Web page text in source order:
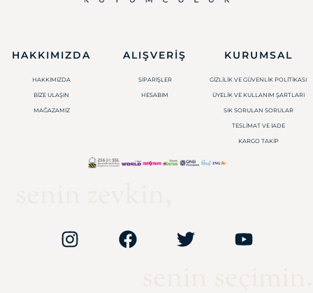
HAKKIMIZDA
HAKKIMIZDA
BIZE ULAŞIN
MAĞAZAMIZ
ALIŞVERIŞ
SIPARIŞLER
HESABIM
KURUMSAL
GIZLILIK VE GÜVENLIK POLITIKASI
ÜYELIK VE KULLANIM ŞARTLARI
SIK SORULAN SORULAR
TESLIMAT VE İADE
KARGO TAKIP